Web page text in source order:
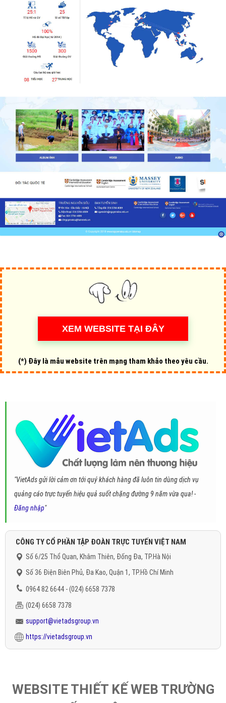
(*) Đây là mẫu website trên mạng tham khảo theo yêu cầu.
"VietAds gửi lời cảm ơn tới quý khách hàng đã luôn tin dùng dịch vụ
quảng cáo trực tuyến hiệu quả suốt chặng đường 9 năm vừa qua! -
Đăng nhập"
CÔNG TY CỔ PHẦN TẬP ĐOÀN TRỰC TUYẾN VIỆT NAM
Số 6/25 Thổ Quan, Khâm Thiên, Đống Đa, TP.Hà Nội
Số 36 Điện Biên Phủ, Đa Kao, Quận 1, TP.Hồ Chí Minh
0964 82 6644 - (024) 6658 7378
(024) 6658 7378
support@vietadsgroup.vn
https://vietadsgroup.vn
WEBSITE THIẾT KẾ WEB TRƯỜNG